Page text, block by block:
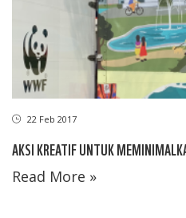
22 Feb 2017
AKSI KREATIF UNTUK
Read More »